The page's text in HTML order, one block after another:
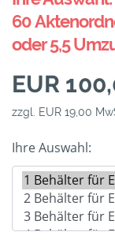
60
oder 5,5
EUR
zzgl. EUR 19,00
Ihre Auswahl: